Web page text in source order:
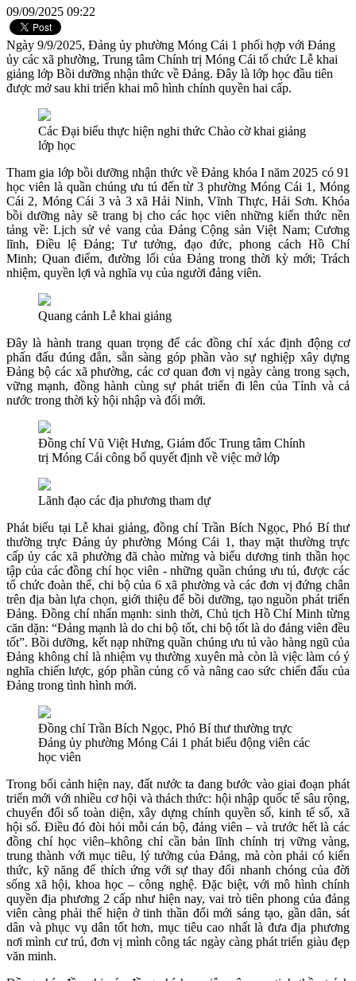
09/09/2025 09:22
Ngày 9/9/2025, Đảng ủy phường Móng Cái 1 phối hợp với Đảng
ủy các xã phường, Trung tâm Chính trị Móng Cái tổ chức Lễ khai
giảng lớp Bồi dưỡng nhận thức về Đảng. Đây là lớp học đầu tiên
được mở sau khi triển khai mô hình chính quyền hai cấp.
Các Đại biểu thực hiện nghi thức Chào cờ khai giảng
lớp học
Tham gia lớp bồi dưỡng nhận thức về Đảng khóa I năm 2025 có 91
học viên là quần chúng ưu tú đến từ 3 phường Móng Cái 1, Móng
Cái 2, Móng Cái 3 và 3 xã Hải Ninh, Vĩnh Thực, Hải Sơn. Khóa
bồi dưỡng này sẽ trang bị cho các học viên những kiến thức nền
tảng về: Lịch sử vẻ vang của Đảng Cộng sản Việt Nam; Cương
lĩnh, Điều lệ Đảng; Tư tưởng, đạo đức, phong cách Hồ Chí
Minh; Quan điểm, đường lối của Đảng trong thời kỳ mới; Trách
nhiệm, quyền lợi và nghĩa vụ của người đảng viên.
Quang cảnh Lễ khai giảng
Đây là hành trang quan trọng để các đồng chí xác định động cơ
phấn đấu đúng đắn, sẵn sàng góp phần vào sự nghiệp xây dựng
Đảng bộ các xã phường, các cơ quan đơn vị ngày càng trong sạch,
vững mạnh, đồng hành cùng sự phát triển đi lên của Tỉnh và cả
nước trong thời kỳ hội nhập và đổi mới.
Đồng chí Vũ Việt Hưng, Giám đốc Trung tâm Chính
trị Móng Cái công bố quyết định về việc mở lớp
Lãnh đạo các địa phương tham dự
Phát biểu tại Lễ khai giảng, đồng chí Trần Bích Ngọc, Phó Bí thư
thường trực Đảng ủy phường Móng Cái 1, thay mặt thường trực
cấp ủy các xã phường đã chào mừng và biểu dương tinh thần học
tập của các đồng chí học viên - những quần chúng ưu tú, được các
tổ chức đoàn thể, chi bộ của 6 xã phường và các đơn vị đứng chân
trên địa bàn lựa chọn, giới thiệu để bồi dưỡng, tạo nguồn phát triển
Đảng. Đồng chí nhấn mạnh: sinh thời, Chủ tịch Hồ Chí Minh từng
căn dặn: “Đảng mạnh là do chi bộ tốt, chi bộ tốt là do đảng viên đều
tốt”. Bồi dưỡng, kết nạp những quần chúng ưu tú vào hàng ngũ của
Đảng không chỉ là nhiệm vụ thường xuyên mà còn là việc làm có ý
nghĩa chiến lược, góp phần củng cố và nâng cao sức chiến đấu của
Đảng trong tình hình mới.
Đồng chí Trần Bích Ngọc, Phó Bí thư thường trực
Đảng ủy phường Móng Cái 1 phát biểu động viên các
học viên
Trong bối cảnh hiện nay, đất nước ta đang bước vào giai đoạn phát
triển mới với nhiều cơ hội và thách thức: hội nhập quốc tế sâu rộng,
chuyển đổi số toàn diện, xây dựng chính quyền số, kinh tế số, xã
hội số. Điều đó đòi hỏi mỗi cán bộ, đảng viên – và trước hết là các
đồng chí học viên–không chỉ cần bản lĩnh chính trị vững vàng,
trung thành với mục tiêu, lý tưởng của Đảng, mà còn phải có kiến
thức, kỹ năng để thích ứng với sự thay đổi nhanh chóng của đời
sống xã hội, khoa học – công nghệ. Đặc biệt, với mô hình chính
quyền địa phương 2 cấp như hiện nay, vai trò tiên phong của đảng
viên càng phải thể hiện ở tinh thần đổi mới sáng tạo, gần dân, sát
dân và phục vụ dân tốt hơn, mục tiêu cao nhất là đưa địa phương
nơi mình cư trú, đơn vị mình công tác ngày càng phát triển giàu đẹp
văn minh.